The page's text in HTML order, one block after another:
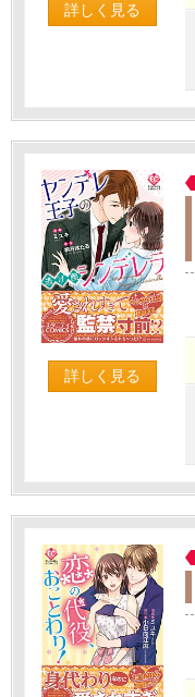
詳しく見る
詳しく見る